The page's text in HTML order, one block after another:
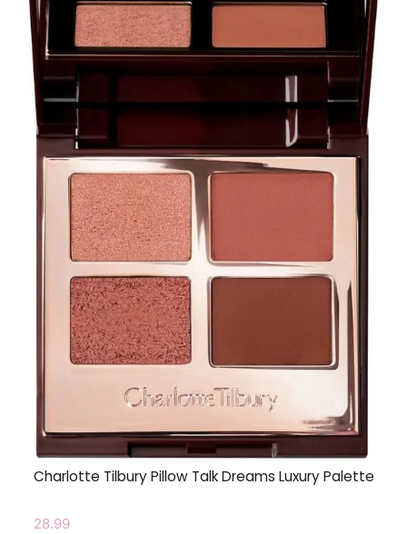
Charlotte Tilbury Pillow Talk Dreams Luxury Palette
28.99